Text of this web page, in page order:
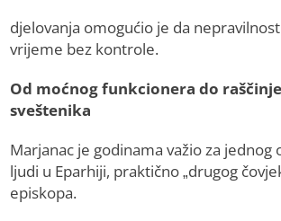
djelovanja omogućio je da
vrijeme bez kontrole.
Od moćnog funkcionera do
sveštenika
Marjanac je godinama važio za jednog
ljudi u Eparhiji, praktično „drugog
episkopa.